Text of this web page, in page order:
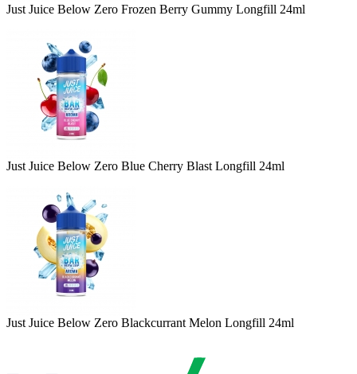
Just Juice Below Zero Frozen Berry Gummy Longfill 24ml
Just Juice Below Zero Blue Cherry Blast Longfill 24ml
Just Juice Below Zero Blackcurrant Melon Longfill 24ml